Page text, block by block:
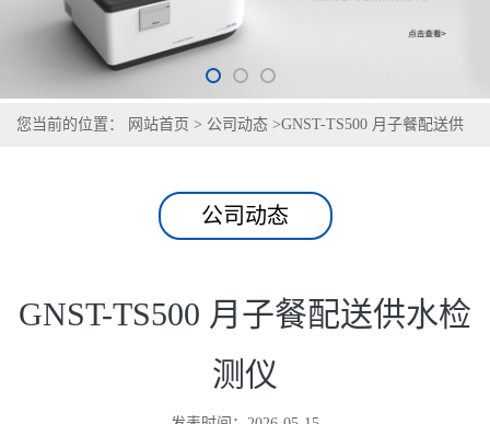
您当前的位置： 网站首页 > 公司动态 >GNST-TS500 月子餐配送供
公司动态
GNST-TS500 月子餐配送供水检
测仪